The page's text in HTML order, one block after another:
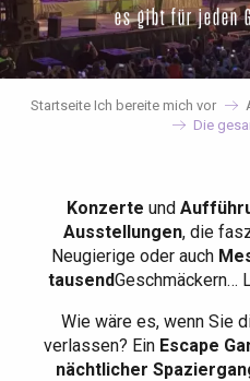
es gibt für jeden
Startseite Ich bereite mich vor
Die
Konzerte und
Ausstellungen, die
Neugierige oder auch
tausendGeschmäckern…
Wie wäre es, wenn Sie
verlassen? EinEscape
nächtlicher